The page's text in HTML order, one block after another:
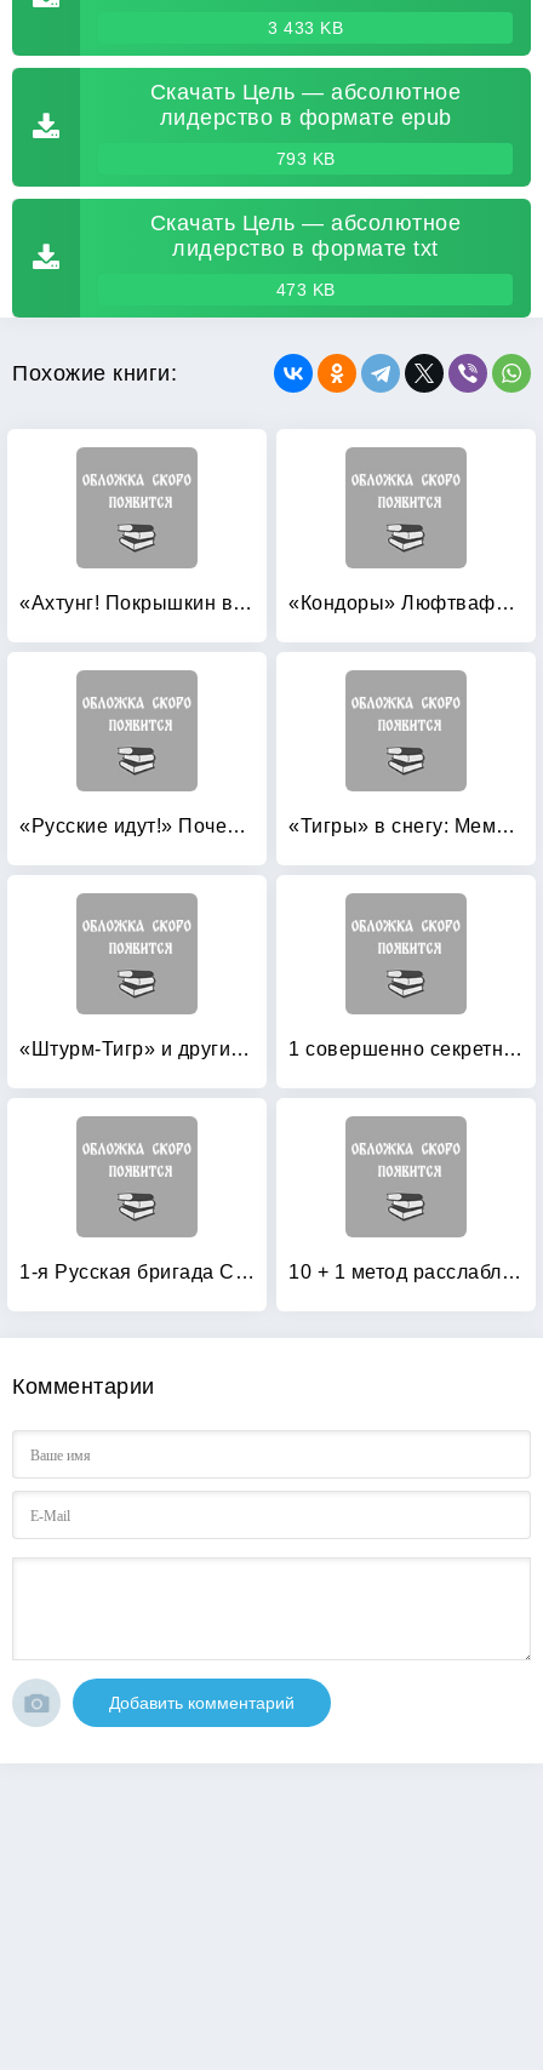
3 433 KB
Скачать Цель — абсолютное
лидерство в формате epub
793 KB
Скачать Цель — абсолютное
лидерство в формате txt
473 KB
Похожие книги:
«Ахтунг! Покрышкин в воздухе!» «Сталинский сокол» №1 «Кондоры» Люфтваффе: Дальний бомбардировщик и разведчик Fw 200 «Condor»
«Русские идут!» Почему боятся России? «Тигры» в снегу: Мемуары танкового аса
«Штурм-Тигр» и другие штурмовые танки (+ модель) 1 совершенно секретная таблетка от страха
1-я Русская бригада СС «Дружина» 10 + 1 метод расслабления
Комментарии